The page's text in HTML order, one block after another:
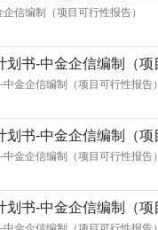
信编制（项目可行性报告）
书-中金企信编制（项
金企信编制（项目可行性报告）
书-中金企信编制（项
金企信编制（项目可行性报告）
划书-中金企信编制（项